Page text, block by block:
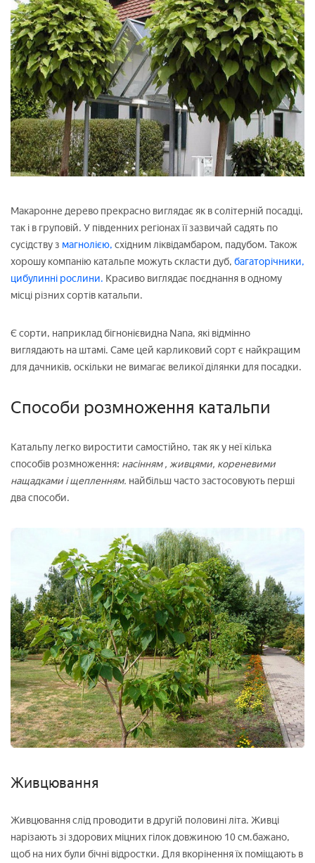
Макаронне дерево прекрасно виглядає як в солітерній посадці,
так і в груповій. У південних регіонах її зазвичай садять по
сусідству з магнолією, східним ліквідамбаром, падубом. Також
хорошу компанію катальпе можуть скласти дуб, багаторічники,
цибулинні рослини. Красиво виглядає поєднання в одному
місці різних сортів катальпи.
Є сорти, наприклад бігнонієвидна Nana, які відмінно
виглядають на штамі. Саме цей карликовий сорт є найкращим
для дачників, оскільки не вимагає великої ділянки для посадки.
Способи розмноження катальпи
Катальпу легко виростити самостійно, так як у неї кілька
способів розмноження: насінням, живцями, кореневими
нащадками і щепленням. найбільш часто застосовують перші
два способи.
Живцювання
Живцювання слід проводити в другій половині літа. Живці
нарізають зі здорових міцних гілок довжиною 10 см.бажано,
щоб на них були бічні відростки. Для вкорінення їх поміщають в